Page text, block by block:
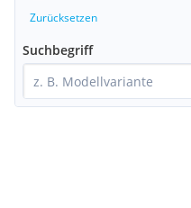
Zurücksetzen
Suchbegriff